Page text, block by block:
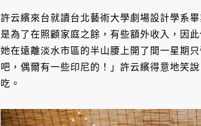
許云繽來台就讀台北藝術大學劇場設計學系
是為了在照顧家庭之餘，有些額外收入，因
她在遠離淡水市區的半山腰上開了間一星期
吧，偶爾有一些印尼的！」許云繽得意地笑
吃。